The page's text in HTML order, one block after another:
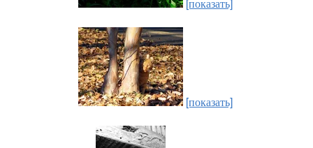
[показать]